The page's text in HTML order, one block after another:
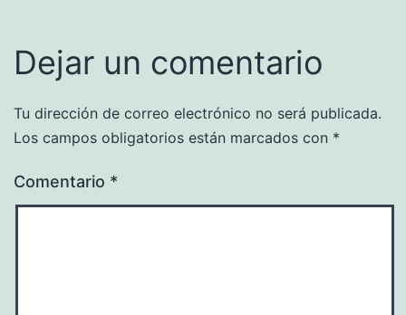
Dejar un comentario
Tu dirección de correo electrónico no será publicada.
Los campos obligatorios están marcados con *
Comentario *